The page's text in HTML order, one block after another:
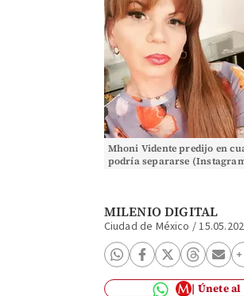
Mhoni Vidente predijo en
podría separarse
MILENIO DIGITAL
Ciudad de México /
Únete